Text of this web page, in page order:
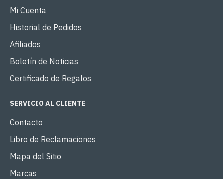
Mi Cuenta
Historial de Pedidos
Afiliados
Boletín de Noticias
Certificado de Regalos
SERVICIO AL CLIENTE
Contacto
Libro de Reclamaciones
Mapa del Sitio
Marcas